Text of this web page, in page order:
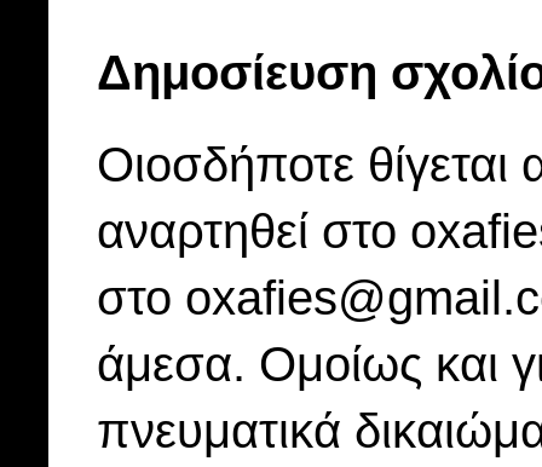
Δημοσίευση
Οιοσδήποτε
αναρτηθεί στο
στο
άμεσα. Ομοίως και
πνευματικά